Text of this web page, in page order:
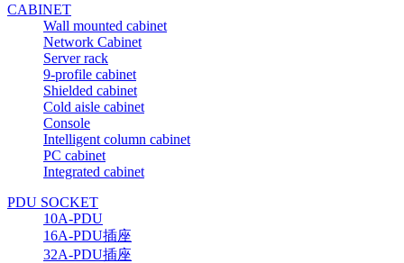
CABINET
Wall mounted cabinet
Network Cabinet
Server rack
9-profile cabinet
Shielded cabinet
Cold aisle cabinet
Console
Intelligent column cabinet
PC cabinet
Integrated cabinet
PDU SOCKET
10A-PDU
16A-PDU插座
32A-PDU插座